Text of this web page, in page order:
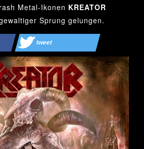
Metal-Ikonen KREATOR
Sprung gelungen.
tweet